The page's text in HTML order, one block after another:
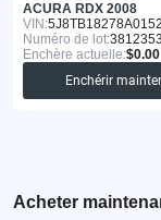
ACURA RDX 2008
VIN:
Numéro de lot:
Enchère actuelle:$0.00
Enchérir
Acheter